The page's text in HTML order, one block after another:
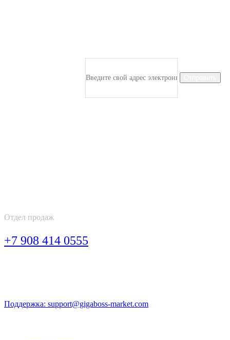
Отдел продаж
+7 908 414 0555
Поддержка: support@gigaboss-market.com